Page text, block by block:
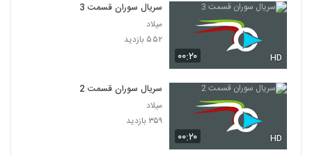
۰۰:۲۰ HD
سریال سوران قسمت 3
میلاد
۵۵۲ بازدید
۰۰:۲۰ HD
سریال سوران قسمت 2
میلاد
۳۵۹ بازدید